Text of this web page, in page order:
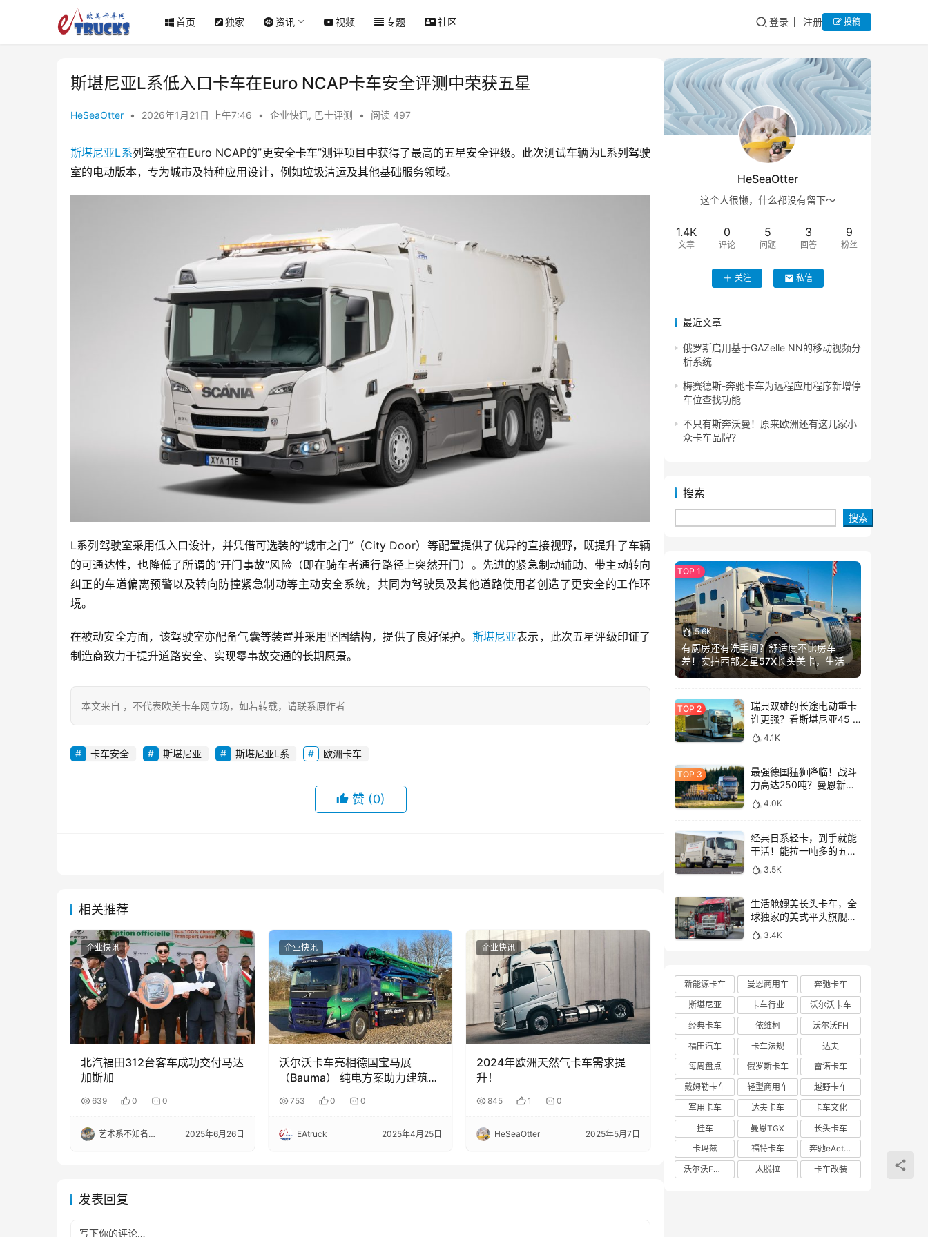
首页 独家 资讯 视频 专题 社区 登录 注册 投稿
斯堪尼亚L系低入口卡车在Euro NCAP卡车安全评测中荣获五星
HeSeaOtter • 2026年1月21日 上午7:46 • 企业快讯, 巴士评测 • 阅读 497
斯堪尼亚L系列驾驶室在Euro NCAP的”更安全卡车”测评项目中获得了最高的五星安全评级。此次测试车辆为L系列驾驶
室的电动版本，专为城市及特种应用设计，例如垃圾清运及其他基础服务领域。
L系列驾驶室采用低入口设计，并凭借可选装的”城市之门”（City Door）等配置提供了优异的直接视野，既提升了车辆
的可通达性，也降低了所谓的”开门事故”风险（即在骑车者通行路径上突然开门）。先进的紧急制动辅助、带主动转向
纠正的车道偏离预警以及转向防撞紧急制动等主动安全系统，共同为驾驶员及其他道路使用者创造了更安全的工作环
境。
在被动安全方面，该驾驶室亦配备气囊等装置并采用坚固结构，提供了良好保护。 斯堪尼亚表示，此次五星评级印证了
制造商致力于提升道路安全、实现零事故交通的长期愿景。
本文来自 ，不代表欧美卡车网立场，如若转载，请联系原作者
卡车安全 斯堪尼亚 斯堪尼亚L系 欧洲卡车
赞 (0)
相关推荐
企业快讯
北汽福田312台客车成功交付马达
加斯加
639 0 0
艺术系不知名选手 2025年6月26日
企业快讯
沃尔沃卡车亮相德国宝马展
（Bauma） 纯电方案助力建筑运
输零碳未来
753 0 0
EAtruck 2025年4月25日
企业快讯
2024年欧洲天然气卡车需求提
升！
845 1 0
HeSeaOtter 2025年5月7日
发表回复
HeSeaOtter
这个人很懒，什么都没有留下～
1.4K
文章
0
评论
5
问题
3
回答
9
粉丝
关注 私信
最近文章
俄罗斯启用基于GAZelle NN的移动视频分
析系统
梅赛德斯-奔驰卡车为远程应用程序新增停
车位查找功能
不只有斯奔沃曼！原来欧洲还有这几家小
众卡车品牌？
搜索
搜索
5.6K
有厨房还有洗手间？舒适度不比房车
差！实拍西部之星57X长头美卡，生活舱
加长这么多？
瑞典双雄的长途电动重卡
谁更强？看斯堪尼亚45 R
与沃尔沃FH Aero Electric
同台竞技！
4.1K
最强德国猛狮降临！战斗
力高达250吨？曼恩新款
TGX大件牵引车深入解析
4.0K
经典日系轻卡，到手就能
干活！能拉一吨多的五十
铃NLR工作车实拍
3.5K
生活舱媲美长头卡车，全
球独家的美式平头旗舰！
亮相布里斯班卡车展的肯
沃斯K220牵引车实拍
3.4K
新能源卡车 曼恩商用车
奔驰卡车
斯堪尼亚
卡车行业
沃尔沃卡车
经典卡车
依维柯
沃尔沃FH
福田汽车
卡车法规
达夫
每周盘点
俄罗斯卡车
雷诺卡车
戴姆勒卡车
轻型商用车
越野卡车
军用卡车
达夫卡车
卡车文化
挂车
曼恩TGX
长头卡车
卡玛兹
福特卡车
奔驰eActros 600
沃尔沃FH Aero
太脱拉 卡车改装